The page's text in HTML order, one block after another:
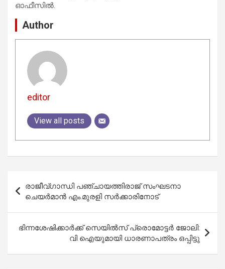
ഓഫീസിൽ.
Author
editor
View all posts
navigation
രാജീവ്ഗാന്ധി പഞ്ചായത്തിരാജ് സംഘടനാ
ചെയര്‍മാന്‍ എം.മുരളി സര്‍ക്കാരിനോട്
ഭിന്നശേഷിക്കാർക്ക് സെയിൽസ് പ്രൊമോട്ടർ ജോലി:
വി ഐയുമായി ധാരണാപത്രം ഒപ്പിട്ടു